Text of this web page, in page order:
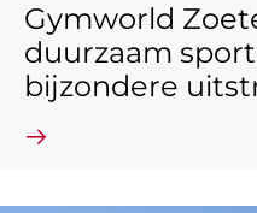
Gymworld
duurzaam
bijzondere
Lees verder